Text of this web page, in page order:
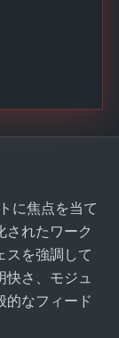
に焦点を当て
されたワーク
スを強調して
快さ、モジュ
的なフィード